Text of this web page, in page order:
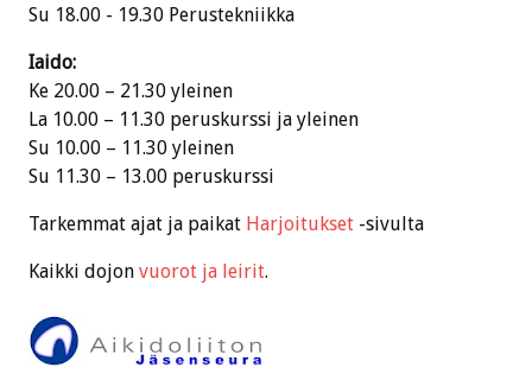
Su 18.00 - 19.30 Perustekniikka
Iaido:
Ke 20.00 – 21.30 yleinen
La 10.00 – 11.30 peruskurssi ja yleinen
Su 10.00 – 11.30 yleinen
Su 11.30 – 13.00 peruskurssi
Tarkemmat ajat ja paikat Harjoitukset -sivulta
Kaikki dojon vuorot ja leirit.